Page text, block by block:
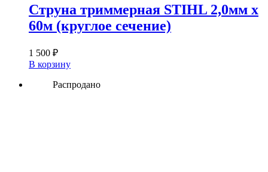
Струна триммерная STIHL 2,0мм х
60м (круглое сечение)
1 500 ₽
В корзину
Распродано